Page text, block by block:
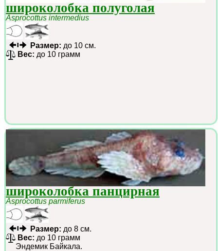
широколобка полуголая
Asprocottus intermedius
Размер: до 10 см.
Вес: до 10 грамм
широколобка панцирная
Asprocottus parmiferus
Размер: до 8 см.
Вес: до 10 грамм
Эндемик Байкала.